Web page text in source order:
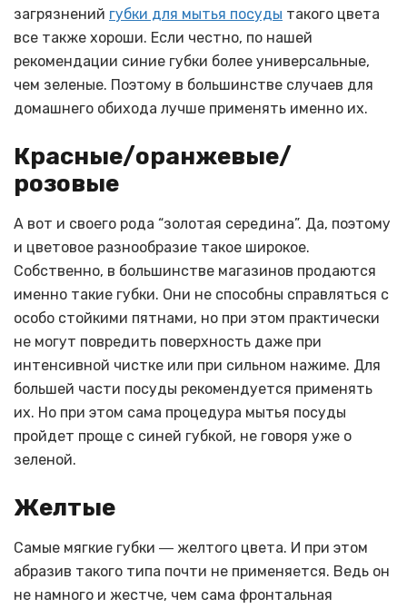
загрязнений губки для мытья посуды такого цвета
все также хороши. Если честно, по нашей
рекомендации синие губки более универсальные,
чем зеленые. Поэтому в большинстве случаев для
домашнего обихода лучше применять именно их.
Красные/оранжевые/
розовые
А вот и своего рода “золотая середина”. Да, поэтому
и цветовое разнообразие такое широкое.
Собственно, в большинстве магазинов продаются
именно такие губки. Они не способны справляться с
особо стойкими пятнами, но при этом практически
не могут повредить поверхность даже при
интенсивной чистке или при сильном нажиме. Для
большей части посуды рекомендуется применять
их. Но при этом сама процедура мытья посуды
пройдет проще с синей губкой, не говоря уже о
зеленой.
Желтые
Самые мягкие губки ― желтого цвета. И при этом
абразив такого типа почти не применяется. Ведь он
не намного и жестче, чем сама фронтальная